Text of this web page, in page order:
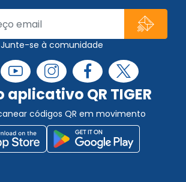
Junte-se à comunidade
aplicativo QR TIGER
códigos QR em movimento